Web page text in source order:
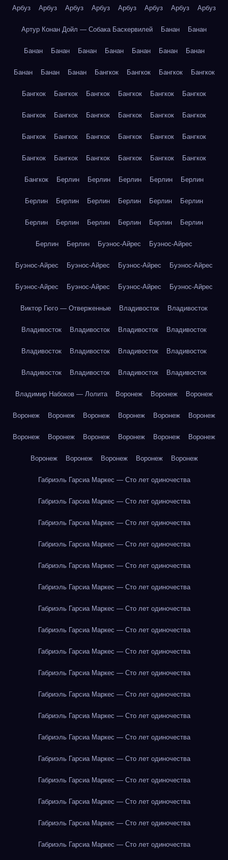
Арбуз Арбуз Арбуз Арбуз Арбуз Арбуз Арбуз Арбуз
Артур Конан Дойл — Собака Баскервилей Банан Банан
Банан Банан Банан Банан Банан Банан Банан
Банан Банан Банан Бангкок Бангкок Бангкок Бангкок
Бангкок Бангкок Бангкок Бангкок Бангкок Бангкок
Бангкок Бангкок Бангкок Бангкок Бангкок Бангкок
Бангкок Бангкок Бангкок Бангкок Бангкок Бангкок
Бангкок Бангкок Бангкок Бангкок Бангкок Бангкок
Бангкок Берлин Берлин Берлин Берлин Берлин
Берлин Берлин Берлин Берлин Берлин Берлин
Берлин Берлин Берлин Берлин Берлин Берлин
Берлин Берлин Буэнос-Айрес Буэнос-Айрес
Буэнос-Айрес Буэнос-Айрес Буэнос-Айрес Буэнос-Айрес
Буэнос-Айрес Буэнос-Айрес Буэнос-Айрес Буэнос-Айрес
Виктор Гюго — Отверженные Владивосток Владивосток
Владивосток Владивосток Владивосток Владивосток
Владивосток Владивосток Владивосток Владивосток
Владивосток Владивосток Владивосток Владивосток
Владимир Набоков — Лолита Воронеж Воронеж Воронеж
Воронеж Воронеж Воронеж Воронеж Воронеж Воронеж
Воронеж Воронеж Воронеж Воронеж Воронеж Воронеж
Воронеж Воронеж Воронеж Воронеж Воронеж
Габриэль Гарсиа Маркес — Сто лет одиночества
Габриэль Гарсиа Маркес — Сто лет одиночества
Габриэль Гарсиа Маркес — Сто лет одиночества
Габриэль Гарсиа Маркес — Сто лет одиночества
Габриэль Гарсиа Маркес — Сто лет одиночества
Габриэль Гарсиа Маркес — Сто лет одиночества
Габриэль Гарсиа Маркес — Сто лет одиночества
Габриэль Гарсиа Маркес — Сто лет одиночества
Габриэль Гарсиа Маркес — Сто лет одиночества
Габриэль Гарсиа Маркес — Сто лет одиночества
Габриэль Гарсиа Маркес — Сто лет одиночества
Габриэль Гарсиа Маркес — Сто лет одиночества
Габриэль Гарсиа Маркес — Сто лет одиночества
Габриэль Гарсиа Маркес — Сто лет одиночества
Габриэль Гарсиа Маркес — Сто лет одиночества
Габриэль Гарсиа Маркес — Сто лет одиночества
Габриэль Гарсиа Маркес — Сто лет одиночества
Габриэль Гарсиа Маркес — Сто лет одиночества